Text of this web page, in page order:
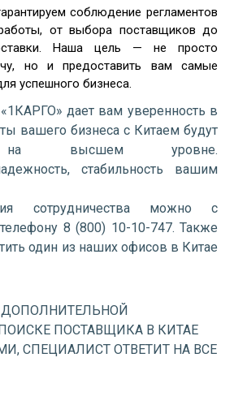
соблюдение регламентов
от выбора поставщиков до
Наша цель — не просто
но и предоставить вам самые
успешного бизнеса.
дает вам уверенность в
вашего бизнеса с Китаем будут
на высшем уровне.
стабильность вашим
сотрудничества можно с
8 (800) 10-10-747. Также
один из наших офисов в Китае
ПОСТАВЩИКА В КИТАЕ
СПЕЦИАЛИСТ ОТВЕТИТ НА ВСЕ